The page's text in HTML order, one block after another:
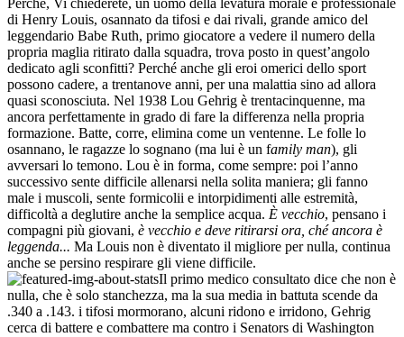
Perché, Vi chiederete, un uomo della levatura morale e professionale
di Henry Louis, osannato da tifosi e dai rivali, grande amico del
leggendario Babe Ruth, primo giocatore a vedere il numero della
propria maglia ritirato dalla squadra, trova posto in quest’angolo
dedicato agli sconfitti? Perché anche gli eroi omerici dello sport
possono cadere, a trentanove anni, per una malattia sino ad allora
quasi sconosciuta. Nel 1938 Lou Gehrig è trentacinquenne, ma
ancora perfettamente in grado di fare la differenza nella propria
formazione. Batte, corre, elimina come un ventenne. Le folle lo
osannano, le ragazze lo sognano (ma lui è un family man), gli
avversari lo temono. Lou è in forma, come sempre: poi l’anno
successivo sente difficile allenarsi nella solita maniera; gli fanno
male i muscoli, sente formicolii e intorpidimenti alle estremità,
difficoltà a deglutire anche la semplice acqua. È vecchio, pensano i
compagni più giovani, è vecchio e deve ritirarsi ora, ché ancora è
leggenda... Ma Louis non è diventato il migliore per nulla, continua
anche se persino respirare gli viene difficile.
Il primo medico consultato dice che non è
nulla, che è solo stanchezza, ma la sua media in battuta scende da
.340 a .143. i tifosi mormorano, alcuni ridono e irridono, Gehrig
cerca di battere e combattere ma contro i Senators di Washington